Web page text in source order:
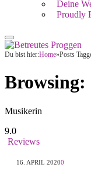
Deine
Proudly
Du bist hier:Home»Posts
Browsing:
Musikerin
9.0
Reviews
16. APRIL 20200